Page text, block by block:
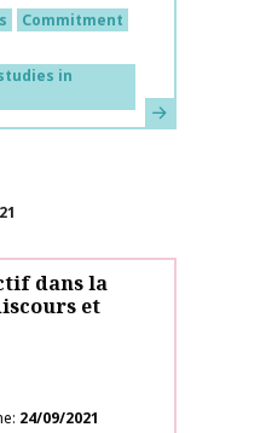
Commitment
in
Learn more
dans la
et
24/09/2021